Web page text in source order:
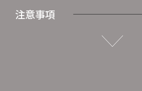
注意事項